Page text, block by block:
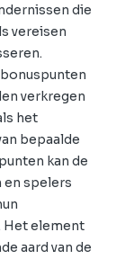
die
vereisen
verkregen
het
bepaalde
kan de
en spelers
Het element
aard van de